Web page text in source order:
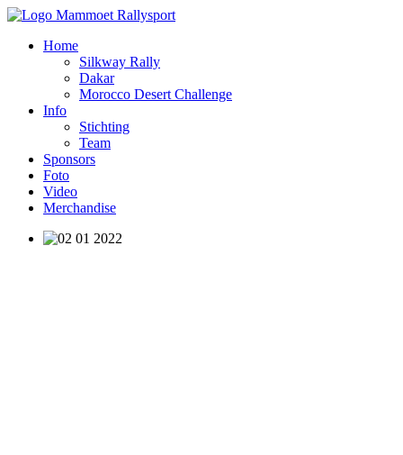
Home
Silkway Rally
Dakar
Morocco Desert Challenge
Info
Stichting
Team
Sponsors
Foto
Video
Merchandise